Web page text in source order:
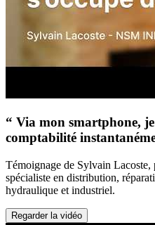
“ Via mon smartphone,
comptabilité
Témoignage de Sylvain
spécialiste en distribution,
hydraulique et industriel.
Regarder la vidéo